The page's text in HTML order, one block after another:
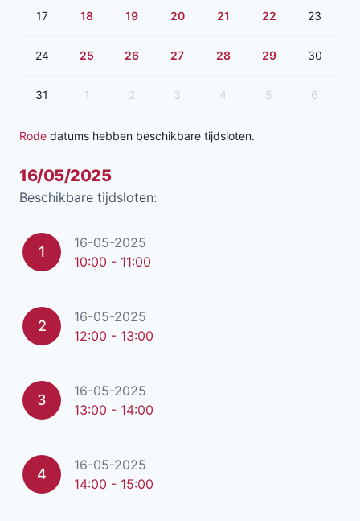
17 18 19 20 21 22 23
24 25 26 27 28 29 30
31 1 2 3 4 5 6
Rode datums hebben beschikbare tijdsloten.
16/05/2025
Beschikbare tijdsloten:
1
16-05-2025
10:00 - 11:00
2
16-05-2025
12:00 - 13:00
3
16-05-2025
13:00 - 14:00
4
16-05-2025
14:00 - 15:00